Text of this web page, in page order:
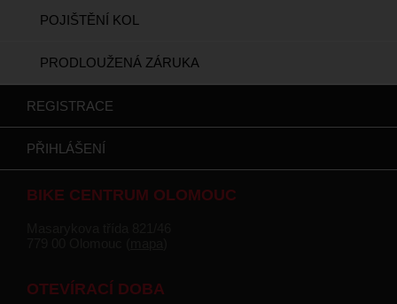
POJIŠTĚNÍ KOL
PRODLOUŽENÁ ZÁRUKA
REGISTRACE
PŘIHLÁŠENÍ
BIKE CENTRUM OLOMOUC
OTEVÍRACÍ DOBA